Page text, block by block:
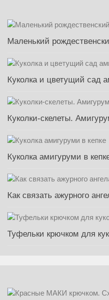
Маленький
Куколка и цветущий сад
Куколки-скелеты.
Куколка амигуруми в
Как связать ажурного
Туфельки крючком для